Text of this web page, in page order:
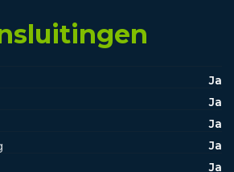
Ja
Ja
Ja
Ja
Ja